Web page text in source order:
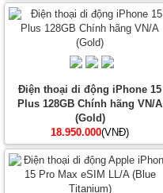
Điện thoại di động iPhone 15
Plus 128GB Chính hãng VN/A
(Gold)
18.950.000(VNĐ)